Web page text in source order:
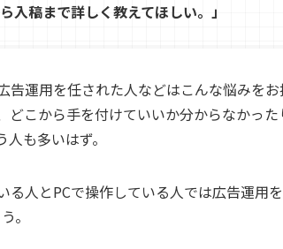
稿まで詳しく教えてほしい。」
運用を任された人などはこんな悩みを
こから手を付けていいか分からなかった
も多いはず。
人とPCで操作している人では広告運用
。